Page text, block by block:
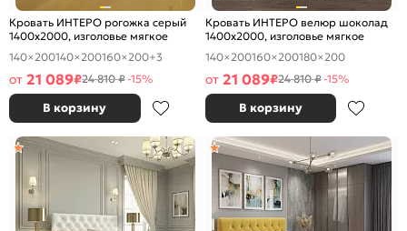
Кровать ИНТЕРО рогожка серый
1400x2000, изголовье мягкое
140×200140×200160×200+3
от 21 089₽24 810 ₽-15%
В корзину
Кровать ИНТЕРО велюр шоколад
1400x2000, изголовье мягкое
140×200160×200180×200
от 21 089₽24 810 ₽-15%
В корзину